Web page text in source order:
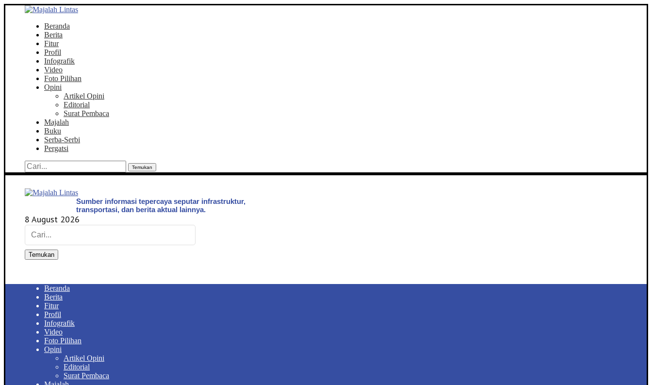
Beranda
Berita
Fitur
Profil
Infografik
Video
Foto Pilihan
Opini
Artikel Opini
Editorial
Surat Pembaca
Majalah
Buku
Serba-Serbi
Pergatsi
Temukan
Sumber informasi tepercaya seputar infrastruktur,
transportasi, dan berita aktual lainnya.
8 August 2026
Temukan
Beranda
Berita
Fitur
Profil
Infografik
Video
Foto Pilihan
Opini
Artikel Opini
Editorial
Surat Pembaca